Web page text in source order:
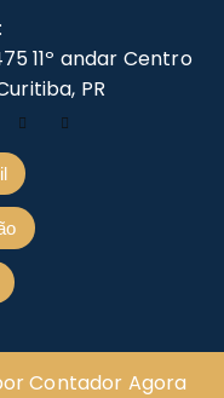
11º andar Centro
PR
Contador Agora